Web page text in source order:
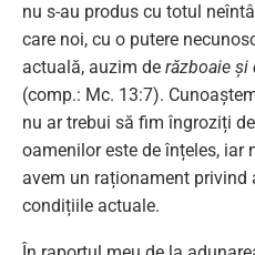
nu s-au produs cu totul
care noi, cu o putere
actuală, auzim de războaie şi
(comp.: Mc. 13:7).
nu ar trebui să fim îngroziți
oamenilor este de înțeles, iar
avem un raționament privind
condițiile actuale.